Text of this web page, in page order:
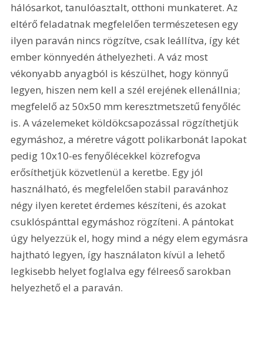
hálósarkot, tanulóasztalt, otthoni munkateret. Az
eltérő feladatnak megfelelően természetesen egy
ilyen paraván nincs rögzítve, csak leállítva, így két
ember könnyedén áthelyezheti. A váz most
vékonyabb anyagból is készülhet, hogy könnyű
legyen, hiszen nem kell a szél erejének ellenállnia;
megfelelő az 50x50 mm keresztmetszetű fenyőléc
is. A vázelemeket köldökcsapozással rögzíthetjük
egymáshoz, a méretre vágott polikarbonát lapokat
pedig 10x10-es fenyőlécekkel közrefogva
erősíthetjük közvetlenül a keretbe. Egy jól
használható, és megfelelően stabil paravánhoz
négy ilyen keretet érdemes készíteni, és azokat
csuklóspánttal egymáshoz rögzíteni. A pántokat
úgy helyezzük el, hogy mind a négy elem egymásra
hajtható legyen, így használaton kívül a lehető
legkisebb helyet foglalva egy félreeső sarokban
helyezhető el a paraván.